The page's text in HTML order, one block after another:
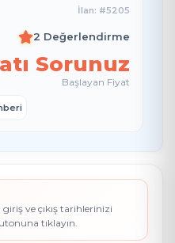
İlan: #5205
2 Değerlendirme
Sorunuz
Başlayan Fiyat
ve çıkış tarihlerinizi
tıklayın.